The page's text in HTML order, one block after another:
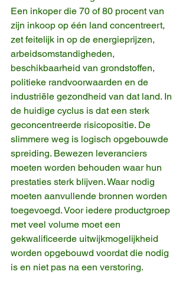
Een inkoper die 70 of 80 procent van
zijn inkoop op één land concentreert,
zet feitelijk in op de energieprijzen,
arbeidsomstandigheden,
beschikbaarheid van grondstoffen,
politieke randvoorwaarden en de
industriële gezondheid van dat land. In
de huidige cyclus is dat een sterk
geconcentreerde risicopositie. De
slimmere weg is logisch opgebouwde
spreiding. Bewezen leveranciers
moeten worden behouden waar hun
prestaties sterk blijven. Waar nodig
moeten aanvullende bronnen worden
toegevoegd. Voor iedere productgroep
met veel volume moet een
gekwalificeerde uitwijkmogelijkheid
worden opgebouwd voordat die nodig
is en niet pas na een verstoring.